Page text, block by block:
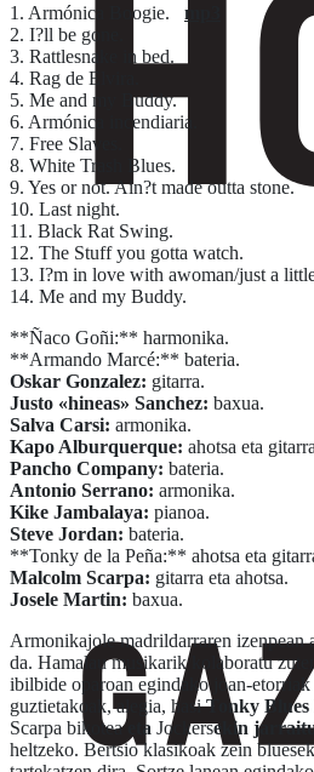
1. Armónica Boogie. mp3
2. I?ll be gone.
3. Rattlesnake in bed.
4. Rag de Elvira.
5. Me and my Buddy.
6. Armónica incendiaria.
7. Free Slaves.
8. White Trash Blues.
9. Yes or not. Ain?t made outta stone.
10. Last night.
11. Black Rat Swing.
12. The Stuff you gotta watch.
13. I?m in love with awoman/just a
14. Me and my Buddy.
**Ñaco Goñi:** harmonika.
**Armando Marcé:** bateria.
Oskar Gonzalez: gitarra.
Justo «hineas» Sanchez: baxua.
Salva Carsi: armonika.
Kapo Alburquerque: ahotsa eta
Pancho Company: bateria.
Antonio Serrano: armonika.
Kike Jambalaya: pianoa.
Steve Jordan: bateria.
**Tonky de la Peña:** ahotsa eta
Malcolm Scarpa: gitarra eta ahotsa.
Josele Martin: baxua.
Armonikajole madrildarraren izenpean
da. Hamalau musikarik kolaboratu
ibilbide oparoan egindako joan-
guztietakoak, alegia, hasiTonky Blues
Scarpa bikoteaeta Jockersekin
heltzeko. Bertsio klasikoak zein